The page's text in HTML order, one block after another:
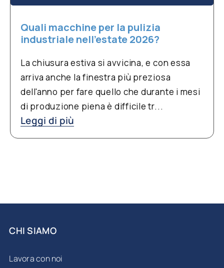
Quali macchine per la pulizia
industriale nell’estate 2026?
La chiusura estiva si avvicina, e con essa
arriva anche la finestra più preziosa
dell'anno per fare quello che durante i mesi
di produzione piena è difficile tr...
Leggi di più
CHI SIAMO
Lavora con noi